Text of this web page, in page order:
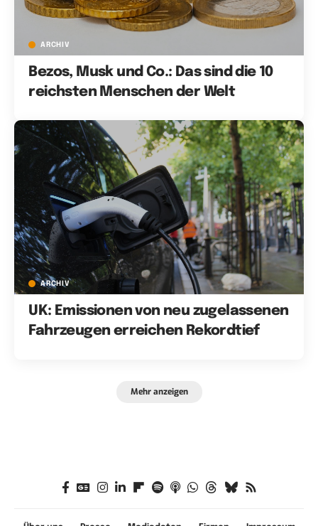
ARCHIV
Bezos, Musk und Co.: Das sind die 10
reichsten Menschen der Welt
ARCHIV
UK: Emissionen von neu zugelassenen
Fahrzeugen erreichen Rekordtief
Mehr anzeigen